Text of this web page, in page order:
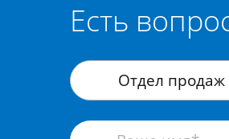
Есть
Отдел продаж